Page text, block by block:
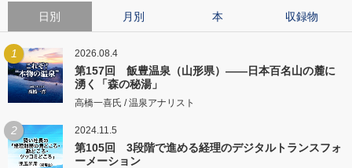
日別 月別 本 収録物
1 2026.08.4
第157回 飯豊温泉（山形県）――日本百名山の麓に
湧く「森の秘湯」
高橋一喜氏 / 温泉アナリスト
2 2024.11.5
第105回 3段階で進める経理のデジタルトランスフォ
ーメーション